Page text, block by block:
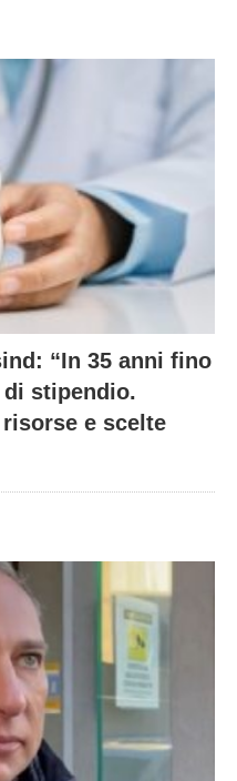
“In 35 anni fino
di stipendio.
e scelte